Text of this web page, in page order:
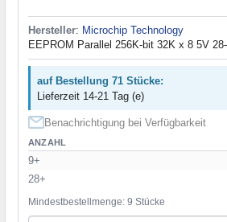
Hersteller: Microchip Technology
EEPROM Parallel 256K-bit 32K x 8 5V
auf Bestellung 71 Stücke:
Lieferzeit 14-21 Tag (e)
Benachrichtigung bei Verfügbarkeit
ANZAHL
9+
28+
Mindestbestellmenge: 9 Stücke